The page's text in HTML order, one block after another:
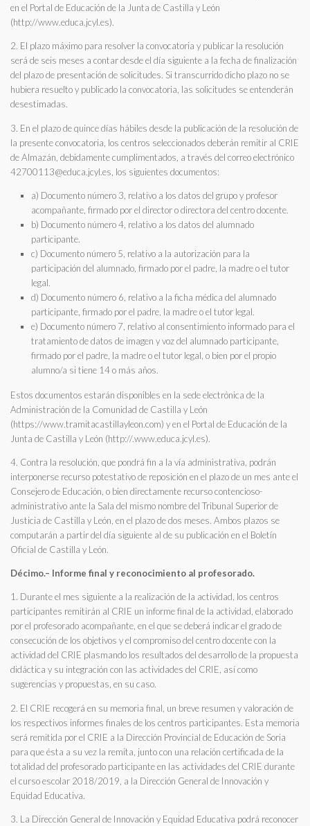
en el Portal de Educación de la Junta de Castilla y León
(http://www.educa.jcyl.es).
2. El plazo máximo para resolver la convocatoria y publicar la resolución
será de seis meses a contar desde el día siguiente a la fecha de finalización
del plazo de presentación de solicitudes. Si transcurrido dicho plazo no se
hubiera resuelto y publicado la convocatoria, las solicitudes se entenderán
desestimadas.
3. En el plazo de quince días hábiles desde la publicación de la resolución de
la presente convocatoria, los centros seleccionados deberán remitir al CRIE
de Almazán, debidamente cumplimentados, a través del correo electrónico
42700113@educa.jcyl.es, los siguientes documentos:
a) Documento número 3, relativo a los datos del grupo y profesor
acompañante, firmado por el director o directora del centro docente.
b) Documento número 4, relativo a los datos del alumnado
participante.
c) Documento número 5, relativo a la autorización para la
participación del alumnado, firmado por el padre, la madre o el tutor
legal.
d) Documento número 6, relativo a la ficha médica del alumnado
participante, firmado por el padre, la madre o el tutor legal.
e) Documento número 7, relativo al consentimiento informado para el
tratamiento de datos de imagen y voz del alumnado participante,
firmado por el padre, la madre o el tutor legal, o bien por el propio
alumno/a si tiene 14 o más años.
Estos documentos estarán disponibles en la sede electrónica de la
Administración de la Comunidad de Castilla y León
(https://www.tramitacastillayleon.com) y en el Portal de Educación de la
Junta de Castilla y León (http://.www.educa.jcyl.es).
4. Contra la resolución, que pondrá fin a la vía administrativa, podrán
interponerse recurso potestativo de reposición en el plazo de un mes ante el
Consejero de Educación, o bien directamente recurso contencioso-
administrativo ante la Sala del mismo nombre del Tribunal Superior de
Justicia de Castilla y León, en el plazo de dos meses. Ambos plazos se
computarán a partir del día siguiente al de su publicación en el Boletín
Oficial de Castilla y León.
Décimo.– Informe final y reconocimiento al profesorado.
1. Durante el mes siguiente a la realización de la actividad, los centros
participantes remitirán al CRIE un informe final de la actividad, elaborado
por el profesorado acompañante, en el que se deberá indicar el grado de
consecución de los objetivos y el compromiso del centro docente con la
actividad del CRIE plasmando los resultados del desarrollo de la propuesta
didáctica y su integración con las actividades del CRIE, así como
sugerencias y propuestas, en su caso.
2. El CRIE recogerá en su memoria final, un breve resumen y valoración de
los respectivos informes finales de los centros participantes. Esta memoria
será remitida por el CRIE a la Dirección Provincial de Educación de Soria
para que ésta a su vez la remita, junto con una relación certificada de la
totalidad del profesorado participante en las actividades del CRIE durante
el curso escolar 2018/2019, a la Dirección General de Innovación y
Equidad Educativa.
3. La Dirección General de Innovación y Equidad Educativa podrá reconocer